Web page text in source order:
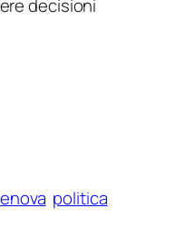
decisioni
politica